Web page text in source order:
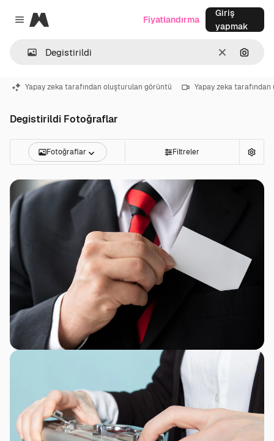
Close menu
Magnific
Temizlemek
Fiyatlandırma
Giriş
yapmak
Yapay zeka tarafından oluşturulan görüntü Yapay zeka
Degistirildi Fotoğraflar
Fotoğraflar Filtreler